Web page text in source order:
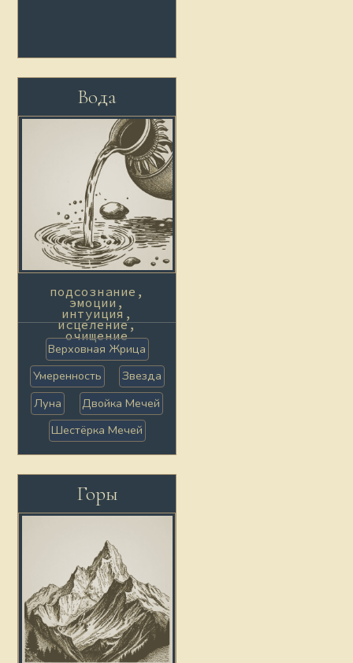
Вода
подсознание,
эмоции,
интуиция,
исцеление,
очищение
Верховная Жрица
Умеренность
Звезда
Луна
Двойка Мечей
Шестёрка Мечей
Горы